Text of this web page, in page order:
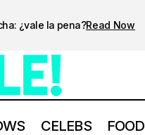
¿vale la pena?Read Now
CELEBS FOOD